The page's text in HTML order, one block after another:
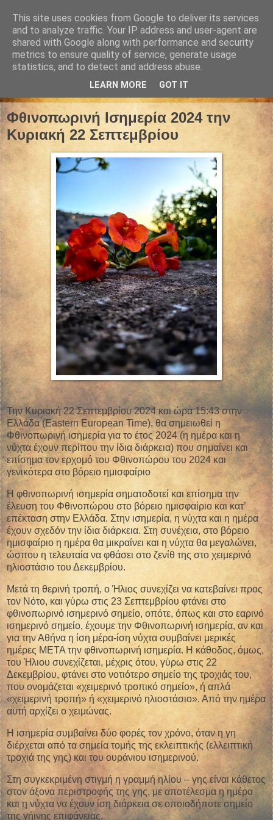
21 Σεπτεμβρίου 2024
Φθινοπωρινή Ισημερία 2024 την
Κυριακή 22 Σεπτεμβρίου
Την Κυριακή 22 Σεπτεμβρίου 2024 και ώρα 15:43 στην
Ελλάδα (Eastern European Time), θα σημειωθεί η
Φθινοπωρινή ισημερία για το έτος 2024 (η ημέρα και η
νύχτα έχουν περίπου την ίδια διάρκεια) που σημαίνει και
επίσημα τον ερχομό του Φθινοπώρου του 2024 και
γενικότερα στο βόρειο ημισφαίριο
Η φθινοπωρινή ισημερία σηματοδοτεί και επίσημα την
έλευση του Φθινοπώρου στο βόρειο ημισφαίριο και κατ’
επέκταση στην Ελλάδα. Στην ισημερία, η νύχτα και η ημέρα
έχουν σχεδόν την ίδια διάρκεια. Στη συνέχεια, στο βόρειο
ημισφαίριο η ημέρα θα μικραίνει και η νύχτα θα μεγαλώνει,
ώσπου η τελευταία να φθάσει στο ζενίθ της στο χειμερινό
ηλιοστάσιο του Δεκεμβρίου.
Μετά τη θερινή τροπή, ο Ήλιος συνεχίζει να κατεβαίνει προς
τον Νότο, και γύρω στις 23 Σεπτεμβρίου φτάνει στο
φθινοπωρινό ισημερινό σημείο, οπότε, όπως και στο εαρινό
ισημερινό σημείο, έχουμε την Φθινοπωρινή ισημερία, αν και
για την Αθήνα η ίση μέρα-ίση νύχτα συμβαίνει μερικές
ημέρες ΜΕΤΑ την φθινοπωρινή ισημερία. Η κάθοδος, όμως,
του Ήλιου συνεχίζεται, μέχρις ότου, γύρω στις 22
Δεκεμβρίου, φτάνει στο νοτιότερο σημείο της τροχιάς του,
που ονομάζεται «χειμερινό τροπικό σημείο», ή απλά
«χειμερινή τροπή» ή «χειμερινό ηλιοστάσιο». Από την ημέρα
αυτή αρχίζει ο χειμώνας.
Η ισημερία συμβαίνει δύο φορές τον χρόνο, όταν η γη
διέρχεται από τα σημεία τομής της εκλειπτικής (ελλειπτική
τροχιά της γης) και του ουράνιου ισημερινού.
Στη συγκεκριμένη στιγμή η γραμμή ηλίου – γης είναι κάθετος
στον άξονα περιστροφής της γης, με αποτέλεσμα η ημέρα
και η νύχτα να έχουν ίση διάρκεια σε οποιοδήποτε σημείο
της γήινης επιφάνειας.
This site uses cookies from Google to deliver its services
and to analyze traffic. Your IP address and user-agent are
shared with Google along with performance and security
metrics to ensure quality of service, generate usage
statistics, and to detect and address abuse.
LEARN MORE GOT IT